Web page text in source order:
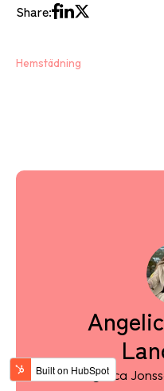
Share:
Hemstädning
Angelica